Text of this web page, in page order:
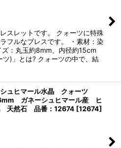
スレットです。 クォーツに特殊
フルなブレスです。 ・素材：染
ズ：丸玉約8mm、内径約15cm
)」とは? クォーツの中で、結
ュヒマール水晶 クォーツ
ガネーシュヒマール産 ヒ
天然石 品番：12674 [12674]